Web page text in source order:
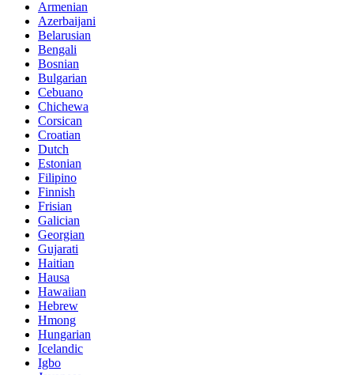
Armenian
Azerbaijani
Belarusian
Bengali
Bosnian
Bulgarian
Cebuano
Chichewa
Corsican
Croatian
Dutch
Estonian
Filipino
Finnish
Frisian
Galician
Georgian
Gujarati
Haitian
Hausa
Hawaiian
Hebrew
Hmong
Hungarian
Icelandic
Igbo